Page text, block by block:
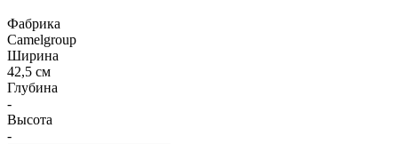
Фабрика
Camelgroup
Ширина
42,5 см
Глубина
-
Высота
-